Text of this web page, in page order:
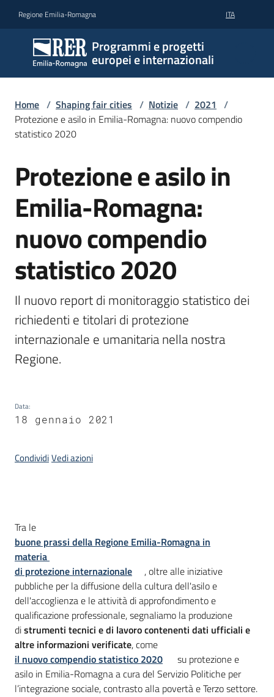
Regione Emilia-Romagna ITA
Programmi e progetti
europei e internazionali
Home / Shaping fair cities / Notizie / 2021 /
Protezione e asilo in Emilia-Romagna: nuovo compendio
statistico 2020
Salta al contenuto
Protezione e asilo in
Emilia-Romagna:
nuovo compendio
statistico 2020
Il nuovo report di monitoraggio statistico dei
richiedenti e titolari di protezione
internazionale e umanitaria nella nostra
Regione.
Data:
18 gennaio 2021
CondividiVedi azioni
Introduzione
Tra le
buone prassi della Regione Emilia-Romagna in
materia
di protezione internazionale
, oltre alle iniziative
pubbliche per la diffusione della cultura dell'asilo e
dell'accoglienza e le attività di approfondimento e
qualificazione professionale, segnaliamo la produzione
distrumenti tecnici e di lavoro contenenti dati ufficiali e
altre informazioni verificate, come
il nuovo compendio statistico 2020
su protezione e
asilo in Emilia-Romagna a cura del Servizio Politiche per
l’integrazione sociale, contrasto alla povertà e Terzo settore.